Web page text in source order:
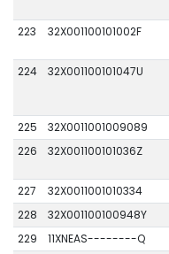
223 32X001100101002F
224 32X001100101047U
225 32X0011001009089
226
32X001100101036Z
227 32X0011001010334
228
32X001100100948Y
229
11XNEAS--------Q